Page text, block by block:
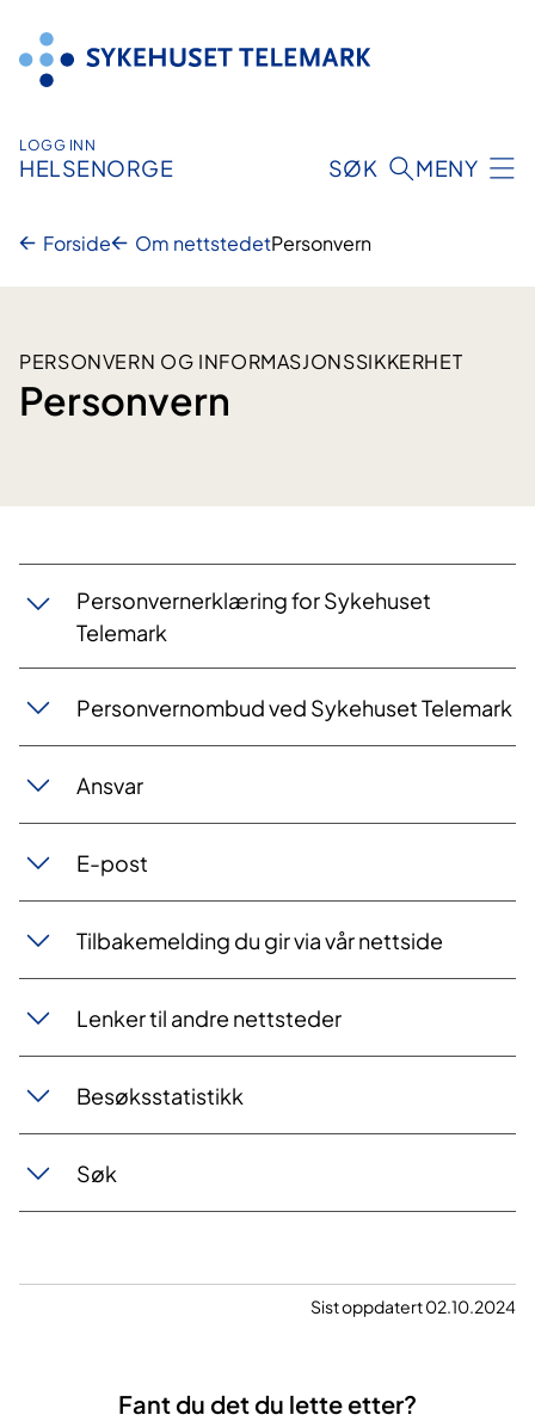
innhold
LOGG INN
HELSENORGE SØK MENY
Forside Om nettstedetPersonvern
PERSONVERN OG INFORMASJONSSIKKERHET
Personvern
Personvernerklæring for Sykehuset
Telemark
Personvernombud ved Sykehuset Telemark
Ansvar
E-post
​Tilbakemelding du gir via vår nettside
Lenker til andre nettsteder
Besøksstatistikk
Søk
Sist oppdatert 02.10.2024
Fant du det du lette etter?